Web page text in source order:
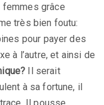
femmes grâce
très bien foutu:
pour payer des
à l’autre, et ainsi de
Il serait
à sa fortune, il
Il pousse